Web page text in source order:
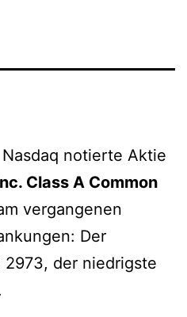
notierte Aktie
Class A Common
vergangenen
Der
der niedrigste